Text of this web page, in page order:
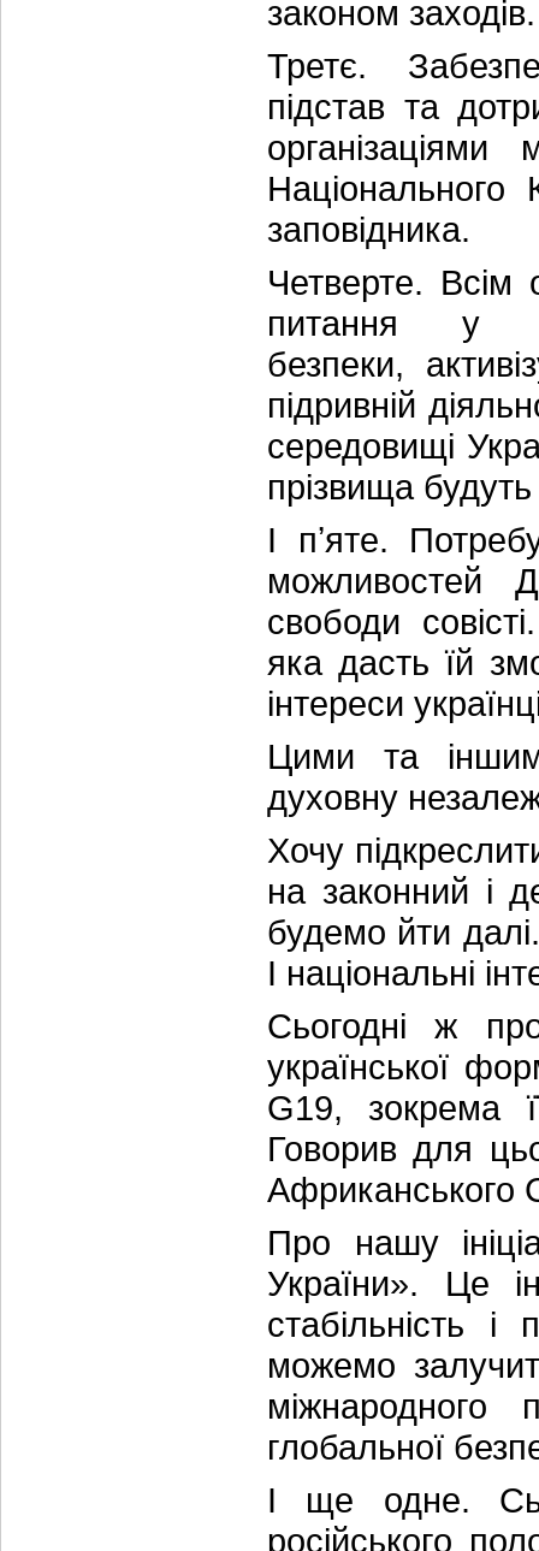
законом заходів.
Третє.
підстав та
Національного
заповідника.
Четверте. Всім
питання у
безпеки,
підривній
середовищі
прізвища
І пʼяте.
можливостей
свободи
яка дасть їй
інтереси
Цими та
духовну
Хочу
на законний і
будемо йти
І національні
Сьогодні ж
української
G19, зокрема
Говорив для
Африканського
Про нашу
України». Це
стабільність
можемо
міжнародного
глобальної
І ще одне.
російського